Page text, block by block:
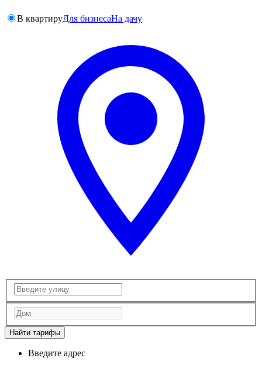
В квартируДля бизнесаНа дачу
Найти тарифы
Введите адрес